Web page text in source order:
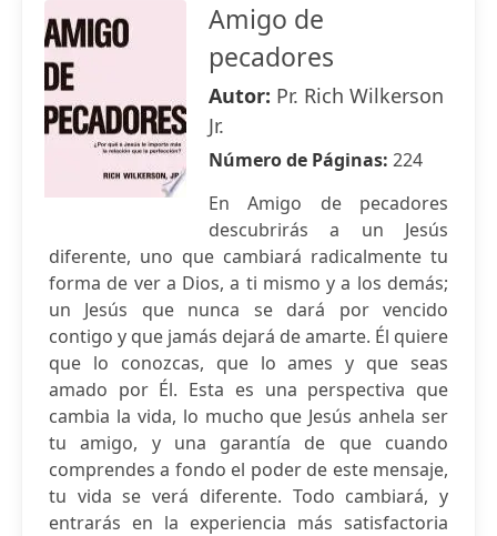
Amigo de
pecadores
Autor: Pr. Rich Wilkerson
Jr.
Número de Páginas: 224
En Amigo de pecadores
descubrirás a un Jesús
diferente, uno que cambiará radicalmente tu
forma de ver a Dios, a ti mismo y a los demás;
un Jesús que nunca se dará por vencido
contigo y que jamás dejará de amarte. Él quiere
que lo conozcas, que lo ames y que seas
amado por Él. Esta es una perspectiva que
cambia la vida, lo mucho que Jesús anhela ser
tu amigo, y una garantía de que cuando
comprendes a fondo el poder de este mensaje,
tu vida se verá diferente. Todo cambiará, y
entrarás en la experiencia más satisfactoria